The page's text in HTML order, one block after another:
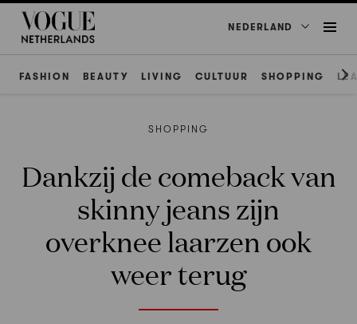
NEDERLAND
FASHION BEAUTY LIVING CULTUUR SHOPPING
SHOPPING
Dankzij de comeback van
skinny jeans zijn
overknee laarzen ook
weer terug